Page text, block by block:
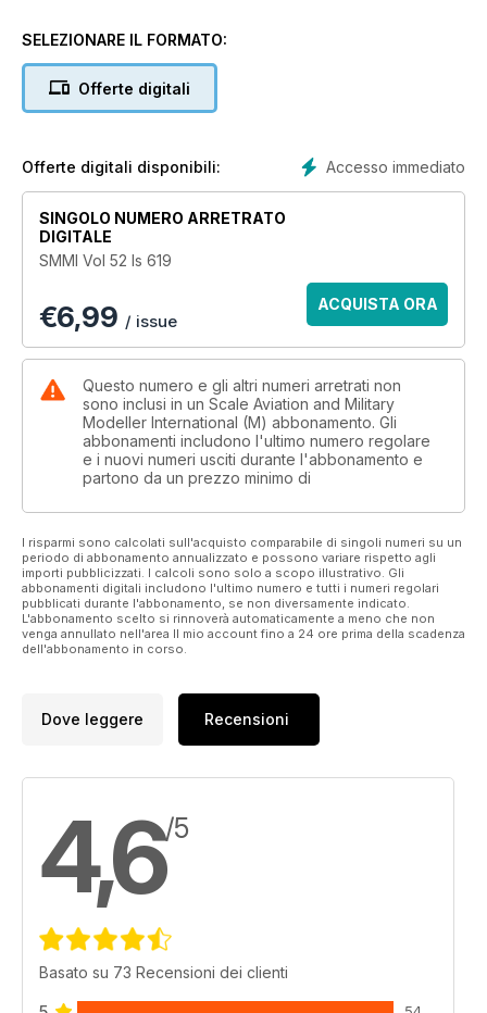
Blackburn Skua
SELEZIONARE IL FORMATO:
Offerte digitali
Accesso immediato
Offerte digitali disponibili:
SINGOLO NUMERO ARRETRATO
DIGITALE
SMMI Vol 52 Is 619
€6,99 / issue
ACQUISTA ORA
Questo numero e gli altri numeri arretrati non
sono inclusi in un Scale Aviation and Military
Modeller International (M) abbonamento. Gli
abbonamenti includono l'ultimo numero regolare
e i nuovi numeri usciti durante l'abbonamento e
partono da un prezzo minimo di
I risparmi sono calcolati sull'acquisto comparabile di singoli numeri su un
periodo di abbonamento annualizzato e possono variare rispetto agli
importi pubblicizzati. I calcoli sono solo a scopo illustrativo. Gli
abbonamenti digitali includono l'ultimo numero e tutti i numeri regolari
pubblicati durante l'abbonamento, se non diversamente indicato.
L'abbonamento scelto si rinnoverà automaticamente a meno che non
venga annullato nell'area Il mio account fino a 24 ore prima della scadenza
dell'abbonamento in corso.
Dove leggere Recensioni
4,6/5
Basato su 73 Recensioni dei clienti